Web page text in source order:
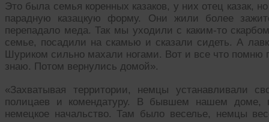
Это была семья коренных казаков, у них отец казак,
парадную казацкую форму. Они жили более
перепадало меда. Так мы уходили с каким-то
семье, посадили на скамью и сказали сидеть. А
Шуриком сильно махали ногами. Вот и все что
знаю. Потом вернулись домой».
«Захватывая территории, немцы устанавливали
полицаев и комендатуру. В бывшем нашем доме,
немецкое начальство. Там было веселье, немцы